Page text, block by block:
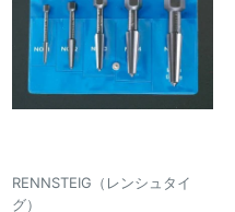
RENNSTEIG（レンシュタイ
グ）